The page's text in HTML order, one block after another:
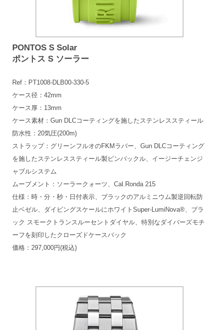
PONTOS S Solar
ポントス S ソーラー
Ref：PT1008-DLB00-330-5
ケース径：42mm
ケース厚：13mm
ケース素材：Gun DLCコーティングを施したステンレススティール
防水性：20気圧(200m)
ストラップ：グリーンフルオのFKMラバー、Gun DLCコーティング
を施したステンレススティール製ピンバックル、イージーチェンジ
ャブルシステム
ムーブメント：ソーラークォーツ、Cal.Ronda 215
仕様：時・分・秒・日付表示、ブラックのアルミニウム製逆回転防
止ベゼル、ダイビングスケールにホワイトSuper-LumiNova®、ブラ
ック スモークトランスルーセントダイヤル、特別なダイバーズモチ
ーフを刻印したクローズドケースバック
価格：297,000円(税込)